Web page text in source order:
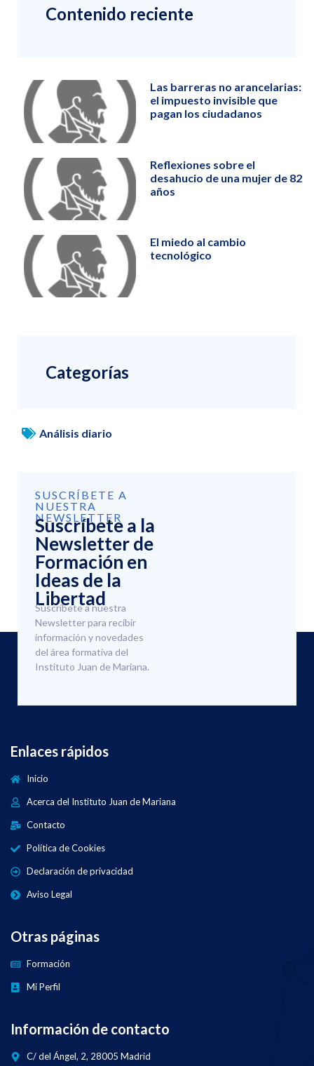
Contenido reciente
Las barreras no arancelarias:
el impuesto invisible que
pagan los ciudadanos
Reflexiones sobre el
desahucio de una mujer de 82
años
El miedo al cambio
tecnológico
Categorías
Análisis diario
SUSCRÍBETE A
NUESTRA
NEWSLETTER
Suscríbete a la
Newsletter de
Formación en
Ideas de la
Libertad
Suscríbete a nuestra
Newsletter para recibir
información y novedades
del área formativa del
Instituto Juan de Mariana.
Enlaces rápidos
Inicio
Acerca del Instituto Juan de Mariana
Contacto
Política de Cookies
Declaración de privacidad
Aviso Legal
Otras páginas
Formación
Mi Perfil
Información de contacto
C/ del Ángel, 2, 28005 Madrid